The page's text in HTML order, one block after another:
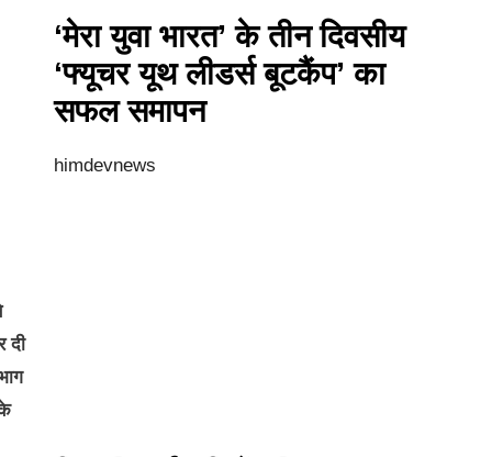
दी
‘मेरा युवा भारत’ के तीन दिवसीय
‘फ्यूचर यूथ लीडर्स बूटकैंप’ का
सफल समापन
himdevnews